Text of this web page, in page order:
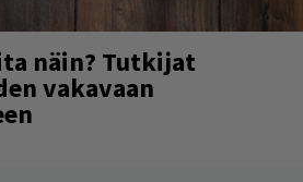
näin? Tutkijat
vakavaan